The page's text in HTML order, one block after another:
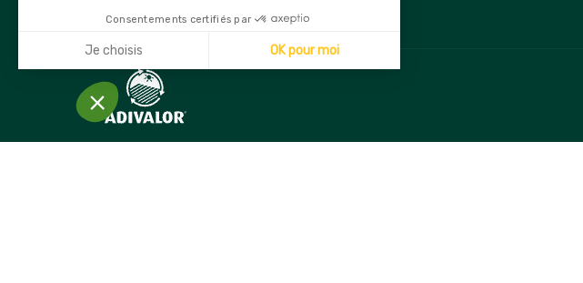
Consentements certifiés par
Je choisis OK pour moi
Axeptio consent
Plateforme de Gestion du Consentement : Personnalisez vos Options
Notre plateforme vous permet d'adapter et de gérer vos paramètres de